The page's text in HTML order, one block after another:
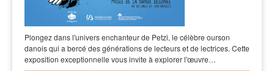
Plongez dans l'univers enchanteur de Petzi, le célèbre ourson
danois qui a bercé des générations de lecteurs et de lectrices. Cette
exposition exceptionnelle vous invite à explorer l'œuvre…